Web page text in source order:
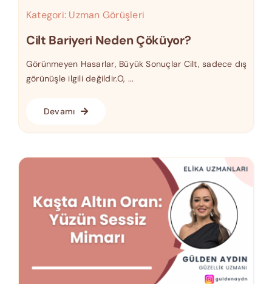
Kategori: Uzman Görüşleri
Cilt Bariyeri Neden Çöküyor?
Görünmeyen Hasarlar, Büyük Sonuçlar Cilt, sadece dış
görünüşle ilgili değildir.O, ...
Devamı